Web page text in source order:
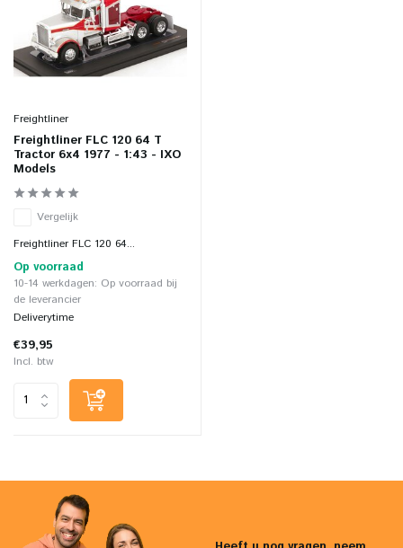
Freightliner
Freightliner FLC 120 64 T
Tractor 6x4 1977 - 1:43 - IXO
Models
Vergelijk
Freightliner FLC 120 64...
Op voorraad
10-14 werkdagen: Op voorraad bij
de leverancier
Deliverytime
€39,95
Incl. btw